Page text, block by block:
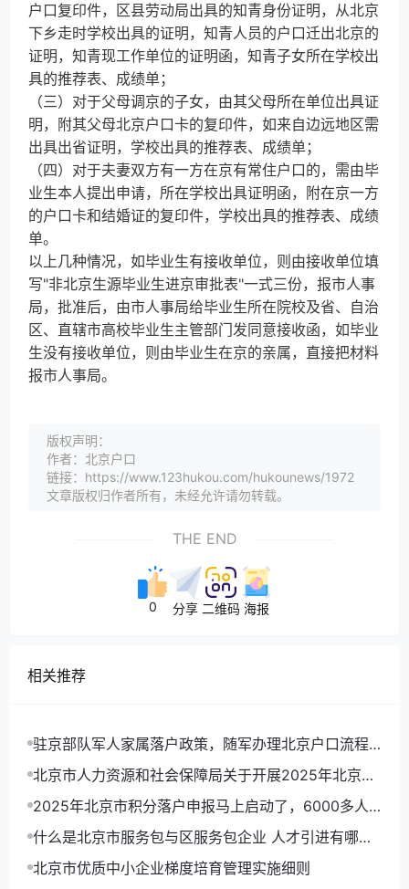
户口复印件，区县劳动局出具的知青身份证明，从北京
下乡走时学校出具的证明，知青人员的户口迁出北京的
证明，知青现工作单位的证明函，知青子女所在学校出
具的推荐表、成绩单；
（三）对于父母调京的子女，由其父母所在单位出具证
明，附其父母北京户口卡的复印件，如来自边远地区需
出具出省证明，学校出具的推荐表、成绩单；
（四）对于夫妻双方有一方在京有常住户口的，需由毕
业生本人提出申请，所在学校出具证明函，附在京一方
的户口卡和结婚证的复印件，学校出具的推荐表、成绩
单。
以上几种情况，如毕业生有接收单位，则由接收单位填
写"非北京生源毕业生进京审批表"一式三份，报市人事
局，批准后，由市人事局给毕业生所在院校及省、自治
区、直辖市高校毕业生主管部门发同意接收函，如毕业
生没有接收单位，则由毕业生在京的亲属，直接把材料
报市人事局。
版权声明：
作者：北京户口
链接：https://www.123hukou.com/hukounews/1972
文章版权归作者所有，未经允许请勿转载。
THE END
0 分享 二维码 海报
相关推荐
驻京部队军人家属落户政策，随军办理北京户口流程
详解
北京市人力资源和社会保障局关于开展2025年北京市
积分落户申报工作的通告
2025年北京市积分落户申报马上启动了，6000多人
可以拿到北京户口
什么是北京市服务包与区服务包企业 人才引进有哪些
优势
北京市优质中小企业梯度培育管理实施细则